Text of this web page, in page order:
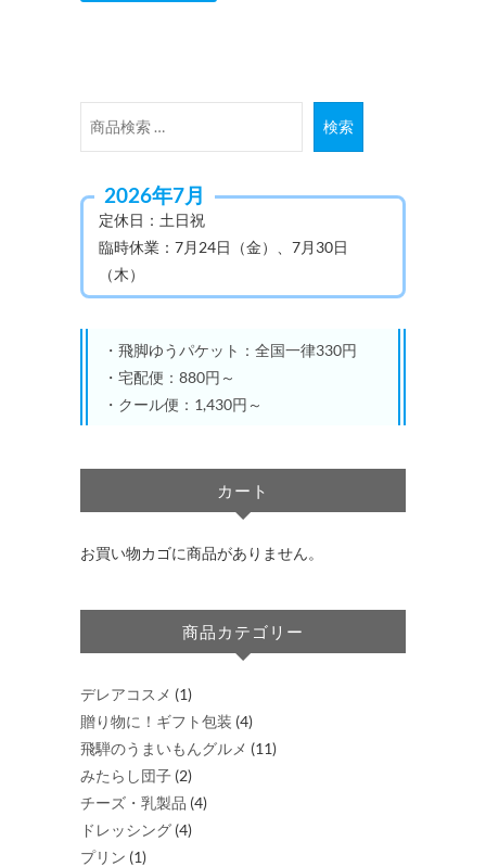
象:
検索
2026年7月
定休日：土日祝
臨時休業：7月24日（金）、7月30日
（木）
・飛脚ゆうパケット：全国一律330円
・宅配便：880円～
・クール便：1,430円～
カート
お買い物カゴに商品がありません。
商品カテゴリー
デレアコスメ (1)
贈り物に！ギフト包装 (4)
飛騨のうまいもんグルメ (11)
みたらし団子 (2)
チーズ・乳製品 (4)
ドレッシング (4)
プリン (1)